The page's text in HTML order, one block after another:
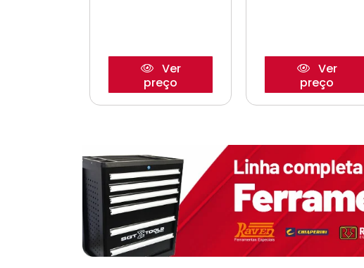
Ver
preço
Ver
preço